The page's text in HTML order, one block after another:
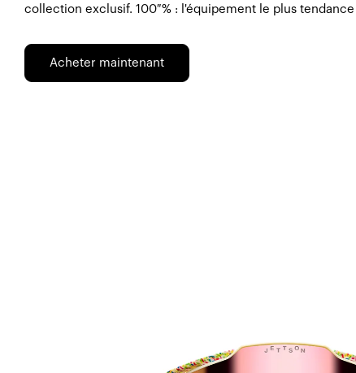
collection exclusif. 100 % : l'équipement le plus
Acheter maintenant